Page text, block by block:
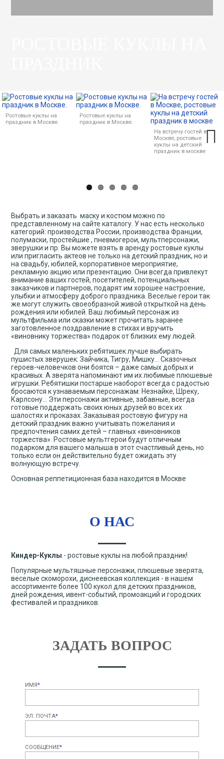
Ростовые куклы на
праздник в Москве.
Ростовые куклы на
праздник в Москве.
На встречу гостей в
Москве, ростовые
куклы на детский
праздник в москвеNext
Выбрать и заказать маску и костюм можно по
представленному на сайте каталогу. У нас есть несколько
категорий: производства России, производства Франции,
полумаски, простейшие , пневмогерои, мультперсонажи,
зверушки и пр. Вы можете взять в аренду ростовые куклы
или пригласить актеов не только на детский праздник, но и
на свадьбу, юбилей, корпоративное мероприятие,
рекламную акцию или презентацию. Они всегда привлекут
внимание ваших гостей, посетителей, потенциальных
заказчиков и партнеров, подарят им хорошее настроение,
улыбки и атмосферу доброго праздника. Веселые герои так
же могут служить своеобразной живой открыткой на день
рождения или юбилей. Ваш любимый персонаж из
мультфильма или сказки может прочитать заранее
заготовленное поздравление в стихах и вручить
«виновнику торжества» подарок от близких ему людей.
Для самых маленьких ребятишек лучше выбирать
пушистых зверушек: Зайчика, Тигру, Мишку… Сказочных
героев-человечков они боятся – даже самых добрых и
красивых. А зверята напоминают им их любимые плюшевые
игрушки. Ребятишки постарше наоборот всегда с радостью
бросаются к узнаваемым персонажам: Незнайке, Шреку,
Карлсону… Эти персонажи активные, забавные, всегда
готовые поддержать своих юных друзей во всех их
шалостях и проказах. Заказывая ростовую фигуру на
детский праздник важно учитывать пожелания и
предпочтения самих детей – главных «виновников
торжества». Ростовые мультгерои будут отличным
подарком для вашего малыша в этот счастливый день, но
только если он действительно будет ожидать эту
волнующую встречу.
Основная реппетиционная база находится в Москве
О НАС
Киндер-Куклы - ростовые куклы на любой праздник!
Популярные мультяшные персонажи, плюшевые зверята,
веселые скоморохи, диснеевская коллекция - в нашем
ассортименте более 100 кукол для детских праздников,
дней рождения, ивент-событий, промоакций и городских
фестивалей и праздников.
ЗАДАТЬ ВОПРОС
ИМЯ*
ЭЛ. ПОЧТА*
СООБЩЕНИЕ*